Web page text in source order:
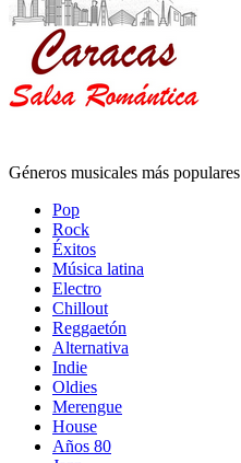
Géneros musicales más populares
Pop
Rock
Éxitos
Música latina
Electro
Chillout
Reggaetón
Alternativa
Indie
Oldies
Merengue
House
Años 80